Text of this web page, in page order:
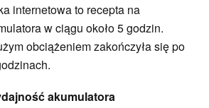
internetowa to recepta na
w ciągu około 5 godzin.
obciążeniem zakończyła się po
akumulatora